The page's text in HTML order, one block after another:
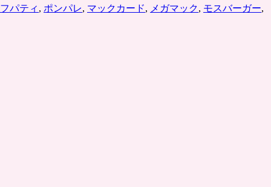
パティ , ポンパレ, マックカード, メガマック, モスバーガー,